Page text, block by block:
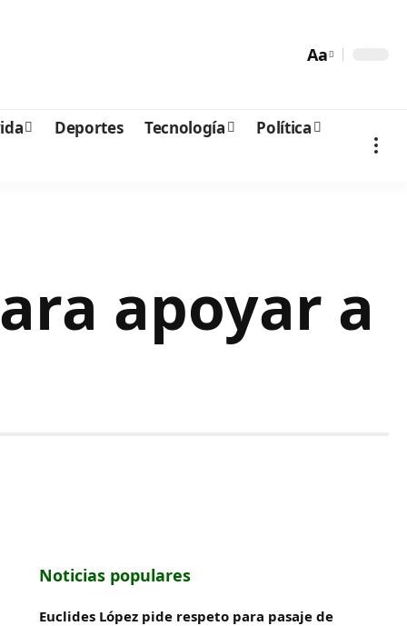
Aa
Deportes Tecnología
Política
apoyar a
Noticias populares
Euclides López pide respeto para pasaje de